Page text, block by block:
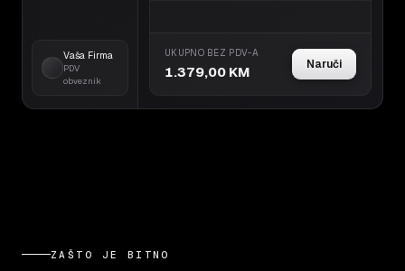
Vaša Firma
PDV
obveznik
UKUPNO BEZ PDV-A
1.379,00 KM Naruči
ZAŠTO JE BITNO